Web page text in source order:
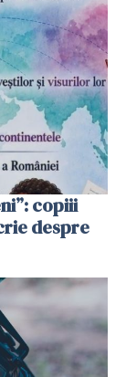
copiii
despre